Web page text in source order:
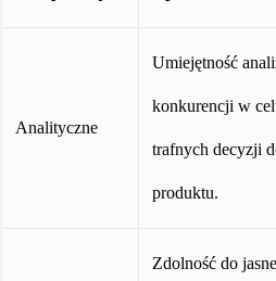
Analityczne
Umiejętność
konkurencji w
trafnych decyzji
produktu.
Zdolność do